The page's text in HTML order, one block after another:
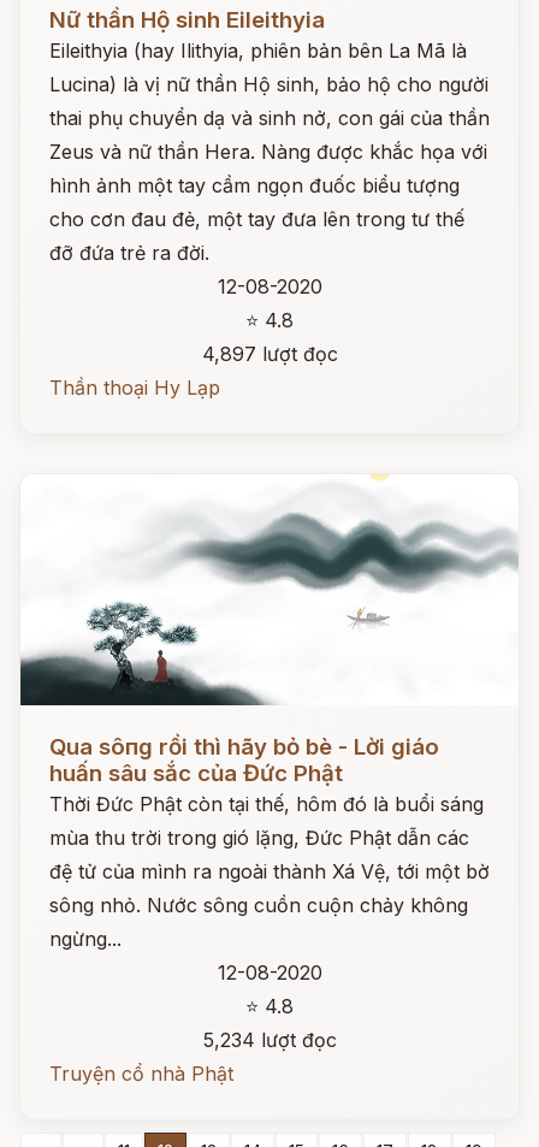
Nữ thần Hộ sinh Eileithyia
Eileithyia (hay Ilithyia, phiên bản bên La Mã là
Lucina) là vị nữ thần Hộ sinh, bảo hộ cho người
thai phụ chuyển dạ và sinh nở, con gái của thần
Zeus và nữ thần Hera. Nàng được khắc họa với
hình ảnh một tay cầm ngọn đuốc biểu tượng
cho cơn đau đẻ, một tay đưa lên trong tư thế
đỡ đứa trẻ ra đời.
12-08-2020
⭐ 4.8
4,897 lượt đọc
Thần thoại Hy Lạp
Qua sôпg rồi thì hãy bỏ bè - Lời giáo
huấn sâu sắc của Đức Phật
Thời Đức Phật còn tại thế, hôm đó là buổi sáng
mùa thu trời trong gió lặng, Đức Phật dẫn các
đệ tử của mình ra ngoài thành Xá Vệ, tới một bờ
sông nhỏ. Nước sông cuồn cuộn chảy không
ngừng...
12-08-2020
⭐ 4.8
5,234 lượt đọc
Truyện cổ nhà Phật